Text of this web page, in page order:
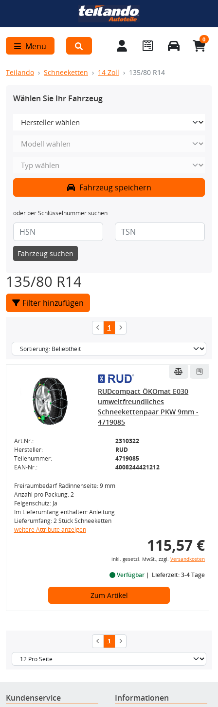
Menü
0
Teilando Schneeketten 14 Zoll 135/80 R14
Wählen Sie Ihr Fahrzeug
Fahrzeug speichern
oder per Schlüsselnummer suchen
Fahrzeug suchen
135/80 R14
Filter hinzufügen
1
RUDcompact ÖKOmat E030
umweltfreundliches
Schneekettenpaar PKW 9mm -
4719085
Art.Nr.:
2310322
Hersteller:
RUD
Teilenummer:
4719085
EAN-Nr.:
4008244421212
Freiraumbedarf Radinnenseite: 9 mm
Anzahl pro Packung: 2
Felgenschutz: Ja
Im Lieferumfang enthalten: Anleitung
Lieferumfang: 2 Stück Schneeketten
weitere Attribute anzeigen
115,57 €
inkl. gesetzl. MwSt., zzgl. Versandkosten
Verfügbar Lieferzeit: 3-4 Tage
Zum Artikel
1
Kundenservice Informationen